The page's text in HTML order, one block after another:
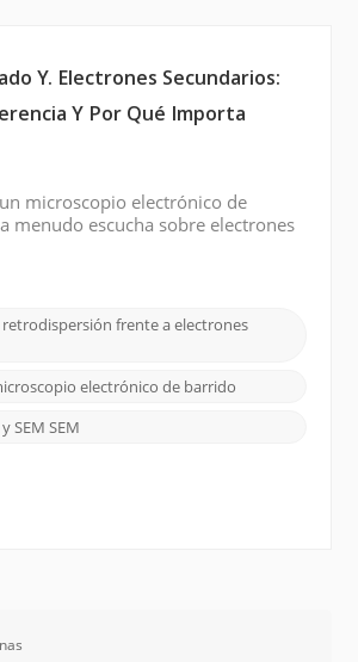
Y. Electrones Secundarios:
Y Por Qué Importa
microscopio electrónico de
menudo escucha sobre electrones
exactamente? ¿Y por qué deberías
comprender estos dos
es esencial para interpretar
...
frente a electrones
electrónico de barrido
SEM SEM